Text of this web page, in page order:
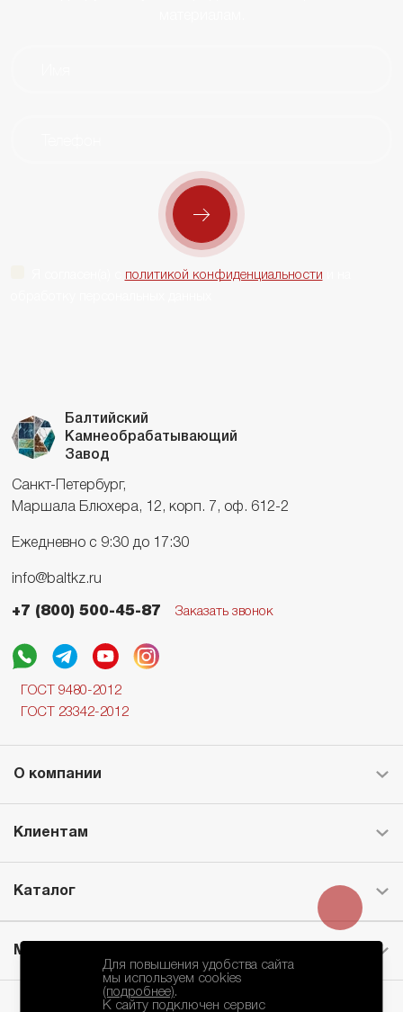
политикой конфиденциальности
Балтийский
Камнеобрабатывающий
Завод
Санкт-Петербург,
Маршала Блюхера, 12, корп. 7, оф. 612-2
Ежедневно с 9:30 до 17:30
info@baltkz.ru
+7 (800) 500-45-87 Заказать звонок
ГОСТ 9480-2012
ГОСТ 23342-2012
О компании
Клиентам
Каталог
Месторождение
Для повышения удобства сайта
мы используем cookies
(подробнее).
К сайту подключен сервис